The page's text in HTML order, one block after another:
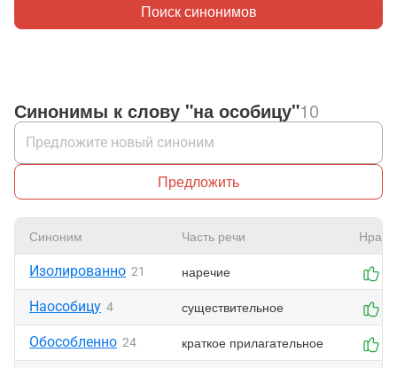
Поиск синонимов
Синонимы к слову "на особицу"10
Предложить
Синоним Часть речи
Изолированно 21 наречие
Наособицу 4 существительное
Обособленно 24 краткое прилагательное